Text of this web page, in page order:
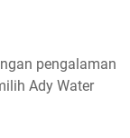
pengalaman
Ady Water